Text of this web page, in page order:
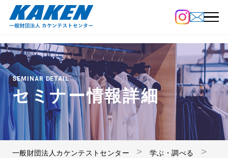
SEMINAR DETAIL
セミナー情報詳細
一般財団法人カケンテストセンター
学ぶ・調べる